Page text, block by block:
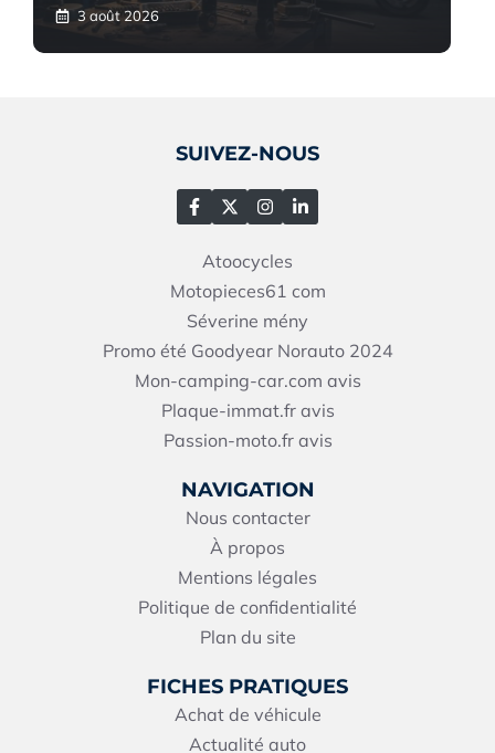
3 août 2026
FICHES PRATIQUES
Achat de véhicule
Actualité auto
NAVIGATION
Nous contacter
À propos
Mentions légales
Politique de confidentialité
Plan du site
SUIVEZ-NOUS
Atoocycles
Motopieces61 com
Séverine mény
Promo été Goodyear Norauto 2024
Mon-camping-car.com avis
Plaque-immat.fr avis
Passion-moto.fr avis